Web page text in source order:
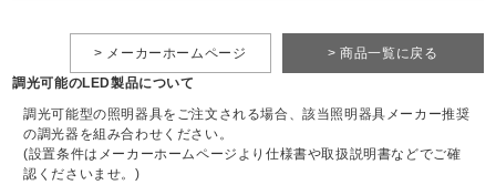
> 商品一覧に戻る
> メーカーホームページ
調光可能のLED製品について
調光可能型の照明器具をご注文される場合、該当照明器具メーカー推奨
の調光器を組み合わせください。
(設置条件はメーカーホームページより仕様書や取扱説明書などでご確
認くださいませ。)